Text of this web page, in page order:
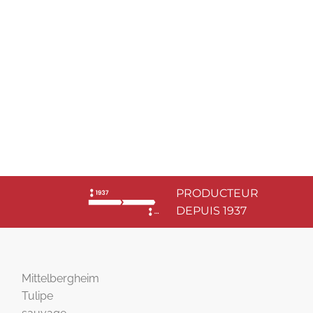
PRODUCTEUR
DEPUIS 1937
Mittelbergheim
Tulipe